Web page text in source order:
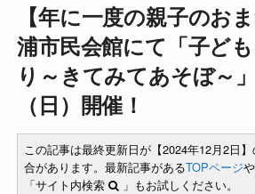
【年に一度の親子のお
浦市民会館にて「子ど
り～きてみてあそぼ～
（日）開催！
この記事は最終更新日が【2024年12月2日
合があります。最新記事があるTOPページ
「サイト内検索
」もお試しください。